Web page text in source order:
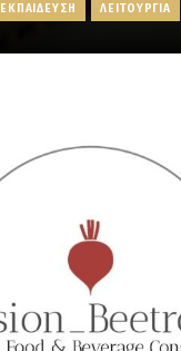
ΕΚΠΑΙΔΕΥΣΗ ΛΕΙΤΟΥΡΓΙΑ